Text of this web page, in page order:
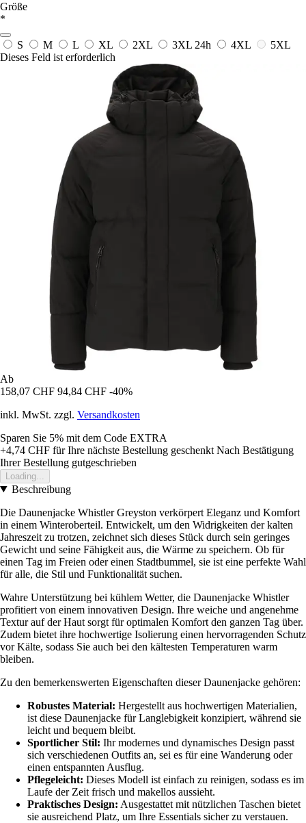
Größe
*
S M L XL 2XL 3XL 24h 4XL
5XL
Dieses Feld ist erforderlich
Ab
158,07 CHF 94,84 CHF -40%
inkl. MwSt. zzgl. Versandkosten
Sparen Sie 5% mit dem Code EXTRA
+4,74 CHF für Ihre nächste Bestellung geschenkt Nach Bestätigung
Ihrer Bestellung gutgeschrieben
Loading...
Beschreibung
Die Daunenjacke Whistler Greyston verkörpert Eleganz und Komfort
in einem Winteroberteil. Entwickelt, um den Widrigkeiten der kalten
Jahreszeit zu trotzen, zeichnet sich dieses Stück durch sein geringes
Gewicht und seine Fähigkeit aus, die Wärme zu speichern. Ob für
einen Tag im Freien oder einen Stadtbummel, sie ist eine perfekte Wahl
für alle, die Stil und Funktionalität suchen.
Wahre Unterstützung bei kühlem Wetter, die Daunenjacke Whistler
profitiert von einem innovativen Design. Ihre weiche und angenehme
Textur auf der Haut sorgt für optimalen Komfort den ganzen Tag über.
Zudem bietet ihre hochwertige Isolierung einen hervorragenden Schutz
vor Kälte, sodass Sie auch bei den kältesten Temperaturen warm
bleiben.
Zu den bemerkenswerten Eigenschaften dieser Daunenjacke gehören:
Robustes Material: Hergestellt aus hochwertigen Materialien,
ist diese Daunenjacke für Langlebigkeit konzipiert, während sie
leicht und bequem bleibt.
Sportlicher Stil: Ihr modernes und dynamisches Design passt
sich verschiedenen Outfits an, sei es für eine Wanderung oder
einen entspannten Ausflug.
Pflegeleicht: Dieses Modell ist einfach zu reinigen, sodass es im
Laufe der Zeit frisch und makellos aussieht.
Praktisches Design: Ausgestattet mit nützlichen Taschen bietet
sie ausreichend Platz, um Ihre Essentials sicher zu verstauen.